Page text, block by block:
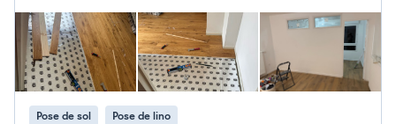
placo * Rénovation et finition Entreprise sérieuse,
polyvalente et professionnelle, avec expérience dans le
bâtiment et respect des délais.
Pose de sol Pose de lino